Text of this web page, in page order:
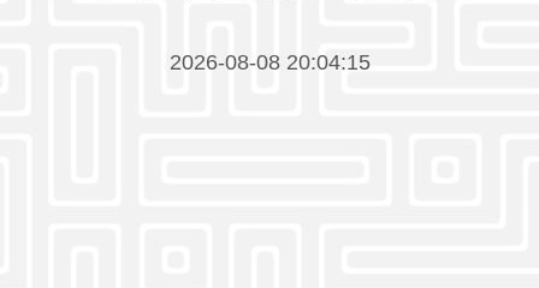
2026-08-08 20:04:15